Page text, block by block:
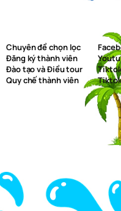
Chuyên đề chọn lọc
Đăng ký thành viên
Đào tạo và Điều tour
Quy chế thành viên